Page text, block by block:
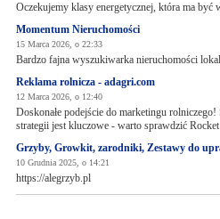
Oczekujemy klasy energetycznej, która ma być
Momentum Nieruchomości
15 Marca 2026, o 22:33
Bardzo fajna wyszukiwarka nieruchomości
Reklama rolnicza - adagri.com
12 Marca 2026, o 12:40
Doskonałe podejście do marketingu
strategii jest kluczowe - warto sprawdzić
Grzyby, Growkit, zarodniki, Zestawy do
10 Grudnia 2025, o 14:21
https://alegrzyb.pl